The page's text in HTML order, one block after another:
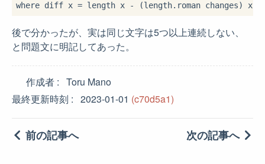
where diff x = length x - (length.
後で分かったが、実は同じ文字は5つ以上連続しない、
と問題文に明記してあった。
作成者
Toru Mano
最終更新時刻
2023-01-01 (c70d5a1)
前の記事へ 次の記事へ